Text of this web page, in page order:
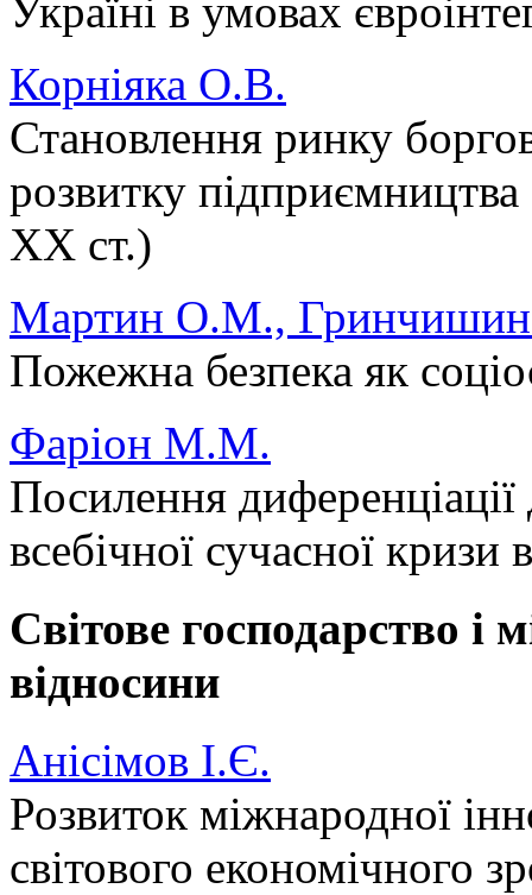
Україні в умовах
Корніяка О.В.
Становлення ринку
розвитку
ХХ ст.)
Мартин О.М.,
Пожежна безпека як
Фаріон М.М.
Посилення
всебічної сучасної кризи
Світове господарство і
відносини
Анісімов І.Є.
Розвиток міжнародної
світового економічного